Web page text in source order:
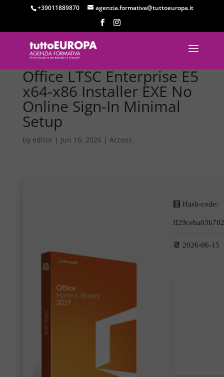
+39011889870 agenzia.formativa@tuttoeuropa.it
Office LTSC Enterprise E5
x64-x86 Installer EXE No
Online Sign-In Minimal
Setup
by editor | Jun 16, 2026 | Access
🧮 Hash-code:
📆 2026-06-15